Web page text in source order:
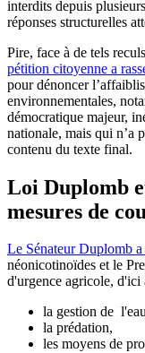
interdits depuis
réponses structurelles
Pire, face à de tels
pétition citoyenne a
pour dénoncer
environnementales,
démocratique majeur,
nationale, mais qui n’a
contenu du texte final.
Loi Duplomb
mesures de
Le Sénateur Duplomb
néonicotinoïdes et le
d'urgence agricole, d'ici
la gestion de
la prédation,
les moyens de